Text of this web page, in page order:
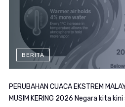
BERITA
PERUBAHAN CUACA EKSTREM
MUSIM KERING 2026 Negara kita